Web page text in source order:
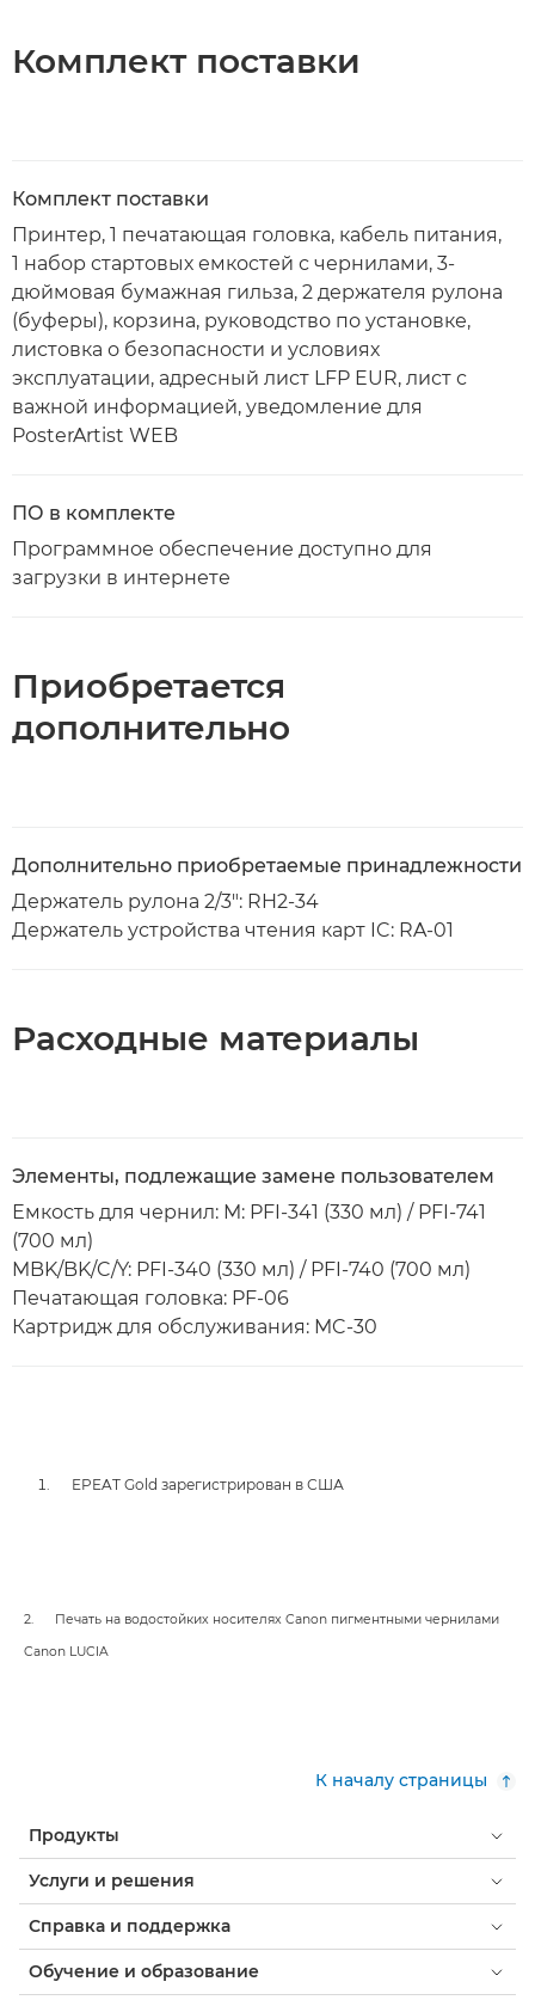
Комплект поставки
Комплект поставки
Принтер, 1 печатающая головка, кабель питания,
1 набор стартовых емкостей с чернилами, 3-
дюймовая бумажная гильза, 2 держателя рулона
(буферы), корзина, руководство по установке,
листовка о безопасности и условиях
эксплуатации, адресный лист LFP EUR, лист с
важной информацией, уведомление для
PosterArtist WEB
ПО в комплекте
Программное обеспечение доступно для
загрузки в интернете
Приобретается
дополнительно
Дополнительно приобретаемые принадлежности
Держатель рулона 2/3": RH2-34
Держатель устройства чтения карт IC: RA-01
Расходные материалы
Элементы, подлежащие замене пользователем
Емкость для чернил: M: PFI-341 (330 мл) / PFI-741
(700 мл)
MBK/BK/C/Y: PFI-340 (330 мл) / PFI-740 (700 мл)
Печатающая головка: PF-06
Картридж для обслуживания: MC-30
EPEAT Gold зарегистрирован в США
2. Печать на водостойких носителях Canon пигментными чернилами
Canon LUCIA
К началу страницы
Продукты
Услуги и решения
Справка и поддержка
Обучение и образование